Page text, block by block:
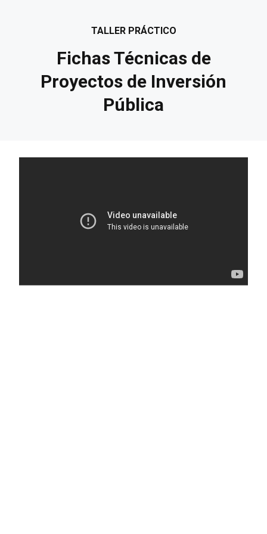
TALLER PRÁCTICO
Fichas Técnicas de
Proyectos de Inversión
Pública